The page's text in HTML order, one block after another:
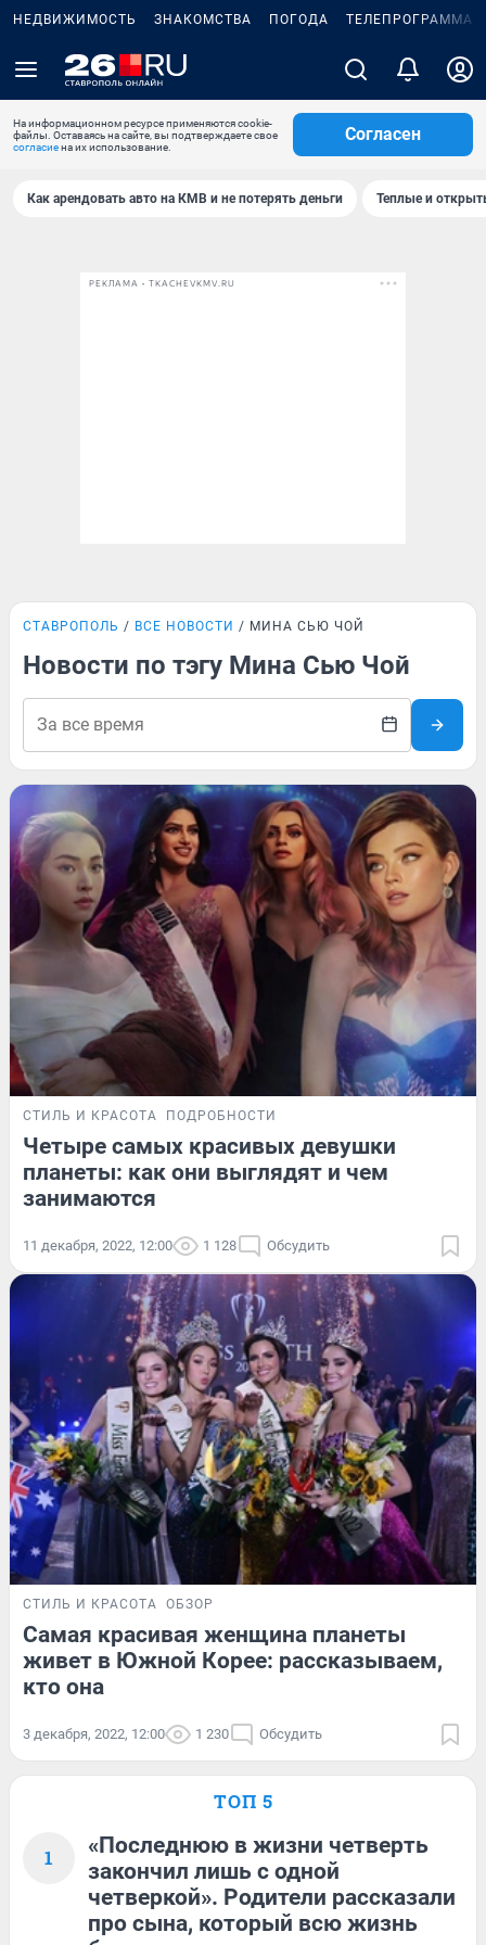
НЕДВИЖИМОСТЬ ЗНАКОМСТВА ПОГОДА ТЕЛЕПРОГРАММА
На информационном ресурсе применяются cookie-
файлы. Оставаясь на сайте, вы подтверждаете свое
согласиена их использование.
Согласен
Как арендовать авто на КМВ и не потерять деньги Теплые и
РЕКЛАМА • TKACHEVKMV.RU
СТАВРОПОЛЬ ВСЕ НОВОСТИ МИНА СЬЮ ЧОЙ
Новости по тэгу Мина Сью Чой
СТИЛЬ И КРАСОТА ПОДРОБНОСТИ
Четыре самых красивых девушки
планеты: как они выглядят и чем
занимаются
11 декабря, 2022, 12:00 1 128 Обсудить
СТИЛЬ И КРАСОТА ОБЗОР
Самая красивая женщина планеты
живет в Южной Корее: рассказываем,
кто она
3 декабря, 2022, 12:00 1 230 Обсудить
ТОП 5
1
«Последнюю в жизни четверть
закончил лишь с одной
четверкой». Родители рассказали
про сына, который всю жизнь